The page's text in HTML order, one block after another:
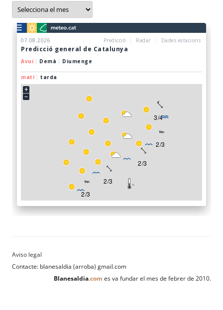
Arxius
Contacte: blanesaldia (arroba) gmail.com
Blanesaldia.com es va fundar el mes de febrer de 2010.